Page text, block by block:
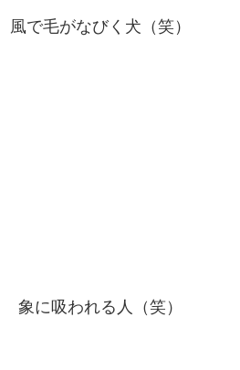
風で毛がなびく犬（笑）
象に吸われる人（笑）